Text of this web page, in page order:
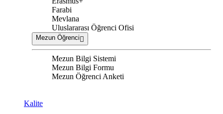
Farabi
Mevlana
Uluslararası Öğrenci Ofisi
Mezun Öğrenci
Mezun Bilgi Sistemi
Mezun Bilgi Formu
Mezun Öğrenci Anketi
Kalite